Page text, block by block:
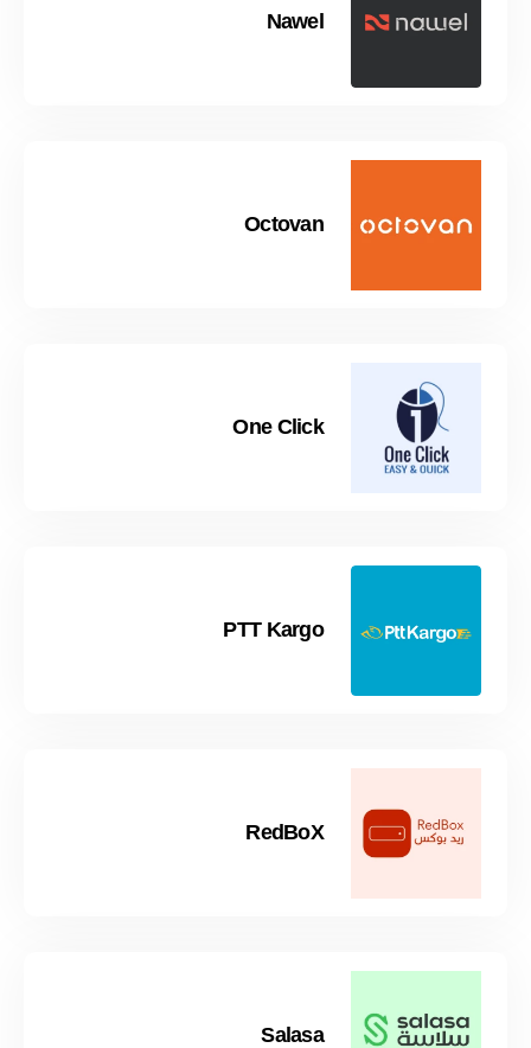
Nawel
Octovan
One Click
PTT Kargo
RedBoX
Salasa